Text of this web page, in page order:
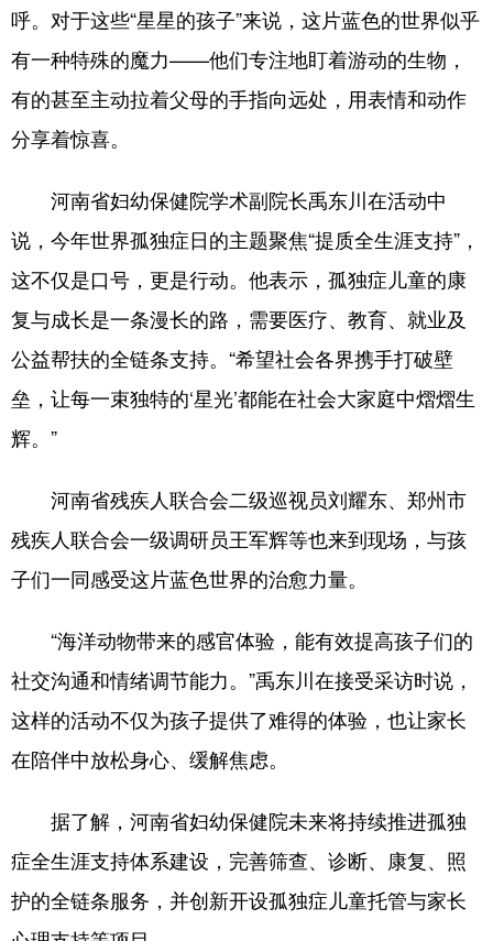
呼。对于这些“星星的孩子”来说，这片蓝色的世界似乎
有一种特殊的魔力——他们专注地盯着游动的生物，
有的甚至主动拉着父母的手指向远处，用表情和动作
分享着惊喜。
河南省妇幼保健院学术副院长禹东川在活动中
说，今年世界孤独症日的主题聚焦“提质全生涯支持”，
这不仅是口号，更是行动。他表示，孤独症儿童的康
复与成长是一条漫长的路，需要医疗、教育、就业及
公益帮扶的全链条支持。“希望社会各界携手打破壁
垒，让每一束独特的‘星光’都能在社会大家庭中熠熠生
辉。”
河南省残疾人联合会二级巡视员刘耀东、郑州市
残疾人联合会一级调研员王军辉等也来到现场，与孩
子们一同感受这片蓝色世界的治愈力量。
“海洋动物带来的感官体验，能有效提高孩子们的
社交沟通和情绪调节能力。”禹东川在接受采访时说，
这样的活动不仅为孩子提供了难得的体验，也让家长
在陪伴中放松身心、缓解焦虑。
据了解，河南省妇幼保健院未来将持续推进孤独
症全生涯支持体系建设，完善筛查、诊断、康复、照
护的全链条服务，并创新开设孤独症儿童托管与家长